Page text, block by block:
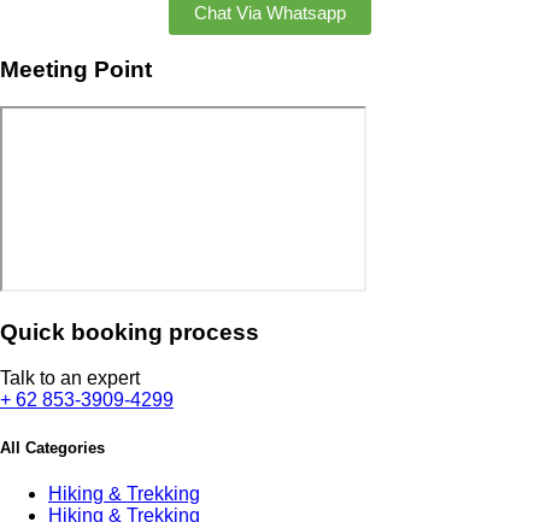
Chat Via Whatsapp
Meeting Point
Quick booking process
Talk to an expert
+ 62 853-3909-4299
All Categories
Hiking & Trekking
Hiking & Trekking